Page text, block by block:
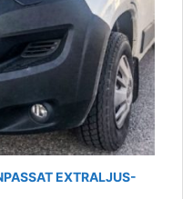
EXTRALJUS-